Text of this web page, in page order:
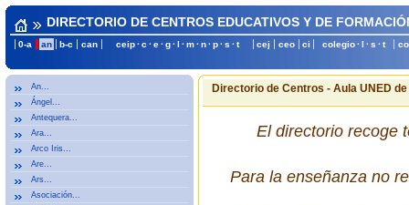
DIRECTORIO DE CENTROS EDUCATIVOS Y DE
0-a an b-c can ceip· c · e· g· l · m· n· p· s · t cej ceo ci colegio· l · s · t
An...
Ángel...
Antequera...
Ara...
Arco Iris...
Are...
Ars...
Asociación...
Directorio de Centros - Aula UNED de
El directorio recoge
Para la enseñanza no